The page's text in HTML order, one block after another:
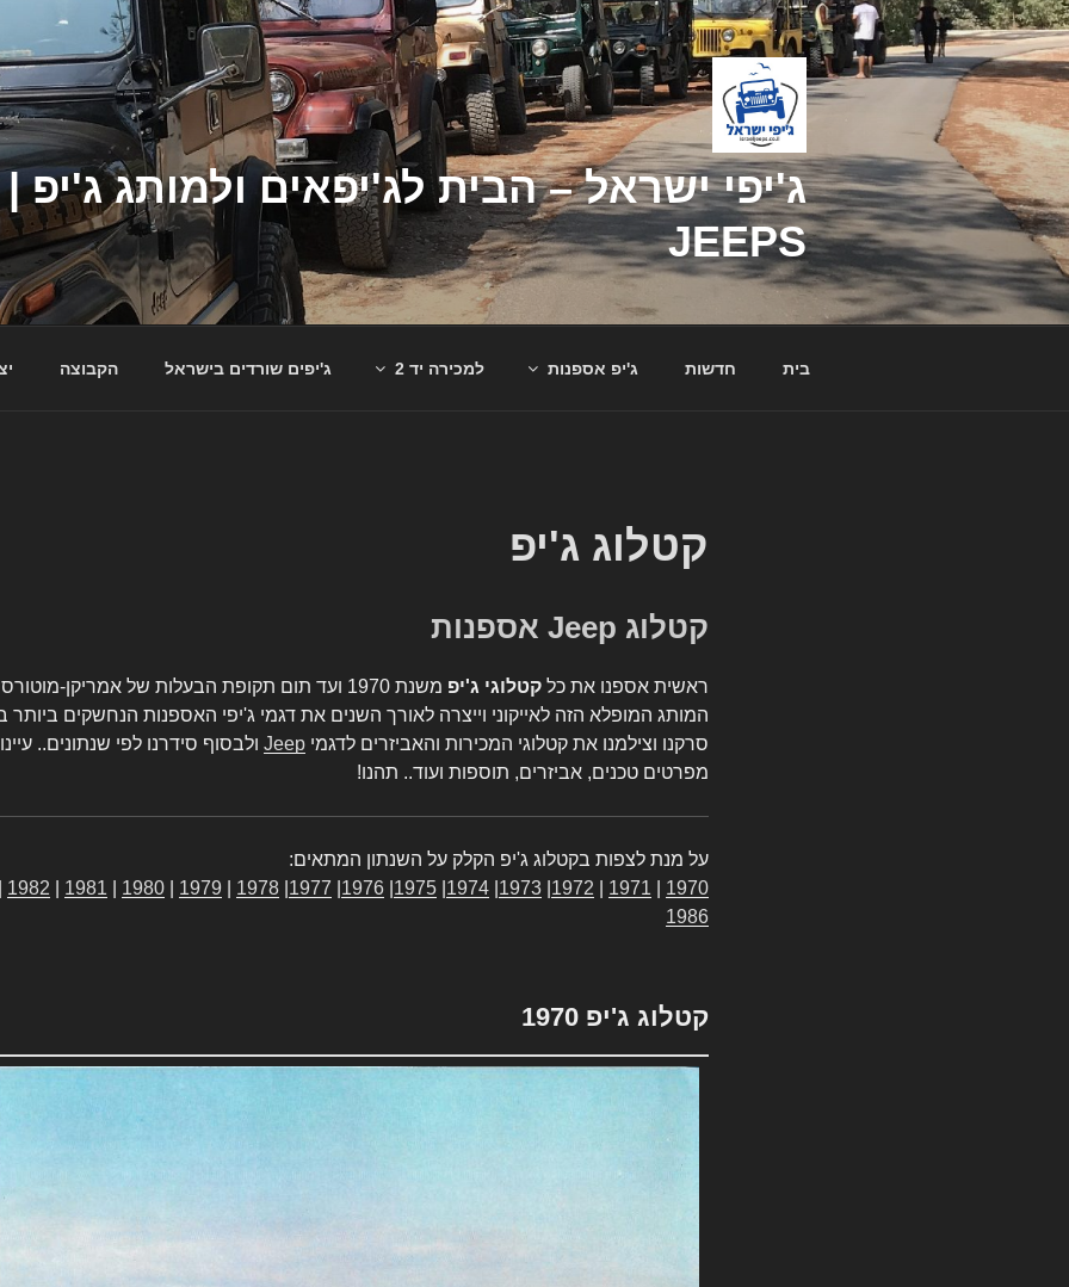
דילוג
לתוכן
JEEPS
בית חדשות ג'יפ אספנות למכירה יד 2 ג'יפים שורדים בישראל הקבוצה
קטלוג ג'יפ
קטלוג Jeep אספנות
ראשית אספנו את כל קטלוגי ג'יפ
משנת 1970 ועד תום תקופת הבעלות של אמריקן-
המותג המופלא הזה לאייקוני וייצרה לאורך השנים את דגמי ג'יפי האספנות הנחשקים
סרקנו וצילמנו את קטלוגי המכירות והאביזרים לדגמי Jeep ולבסוף סידרנו לפי שנתונים..
מפרטים טכנים, אביזרים, תוספות ועוד.. תהנו!
על מנת לצפות בקטלוג ג'יפ הקלק על השנתון המתאים:
1970
1971
1972
1973
1974
1975
1976
1977
1978
1979
1980
1981
1982
1986
קטלוג ג'יפ 1970